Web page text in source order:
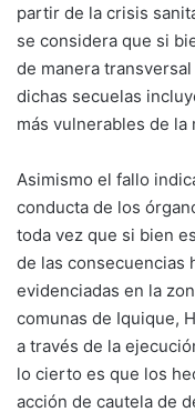
partir de la crisis
se considera que si
de manera
dichas secuelas
más vulnerables de la
Asimismo el fallo
conducta de los
toda vez que si bien
de las consecuencias
evidenciadas en la
comunas de Iquique,
a través de la
lo cierto es que los
acción de cautela de